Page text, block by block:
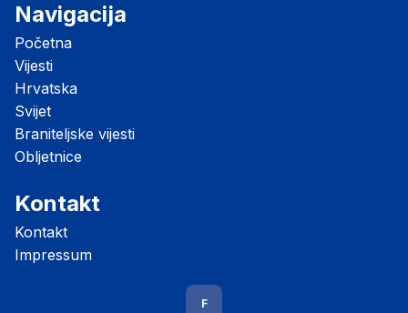
Navigacija
Početna
Vijesti
Hrvatska
Svijet
Braniteljske vijesti
Obljetnice
Kontakt
Kontakt
Impressum
F